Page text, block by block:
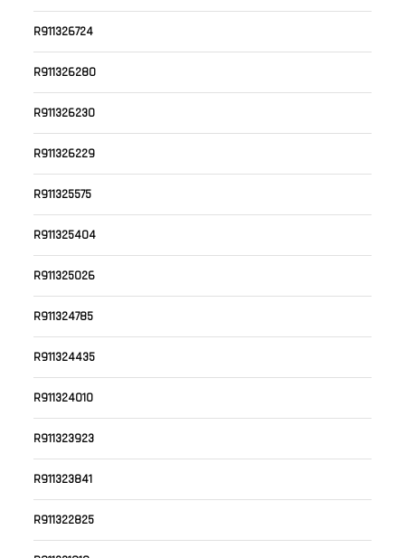
R911326724
R911326280
R911326230
R911326229
R911325575
R911325404
R911325026
R911324785
R911324435
R911324010
R911323923
R911323841
R911322825